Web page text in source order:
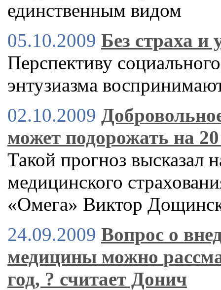
единственным видом
05.10.2009 Без страха и
Перспективу
энтузиазма
02.10.2009
может подорожать на
Такой прогноз высказал
медицинского
«Омега» Виктор
24.09.2009 Вопрос о
медицины можно
год, ? считает Донич